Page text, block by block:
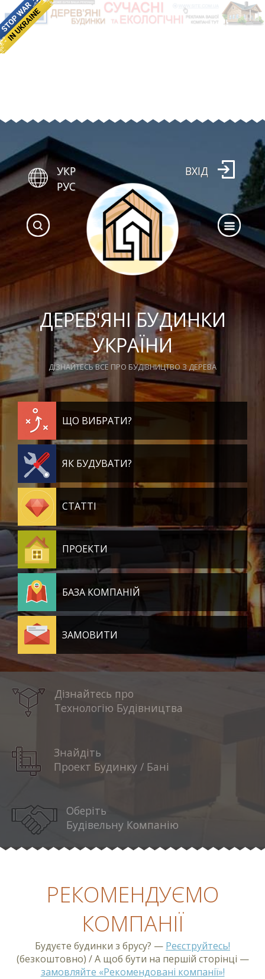
ДЕРЕВ'ЯНІ БУДИНКИ
УКРАЇНИ
ДІЗНАЙТЕСЬ ВСЕ ПРО БУДІВНИЦТВО З ДЕРЕВА
ЩО ВИБРАТИ?
ЯК БУДУВАТИ?
СТАТТІ
ПРОЕКТИ
БАЗА КОМПАНІЙ
ЗАМОВИТИ
Дізнайтесь про
Технологію Будівництва
Знайдіть
Проект Будинку / Бані
Оберіть
Будівельну Компанію
УКР
РУС
ВХІД
РЕКОМЕНДУЄМО
КОМПАНІЇ
Будуєте будинки з брусу? — Реєструйтесь!
(безкоштовно) / А щоб бути на першій сторінці —
замовляйте «Рекомендовані компанії»!